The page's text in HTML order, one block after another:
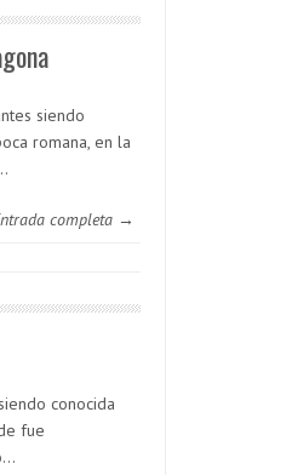
siendo
romana, en la
completa →
conocida
fue